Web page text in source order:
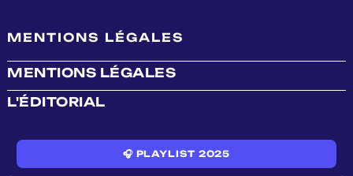
MENTIONS LÉGALES
MENTIONS LÉGALES
L'ÉDITORIAL
🎧 PLAYLIST 2025